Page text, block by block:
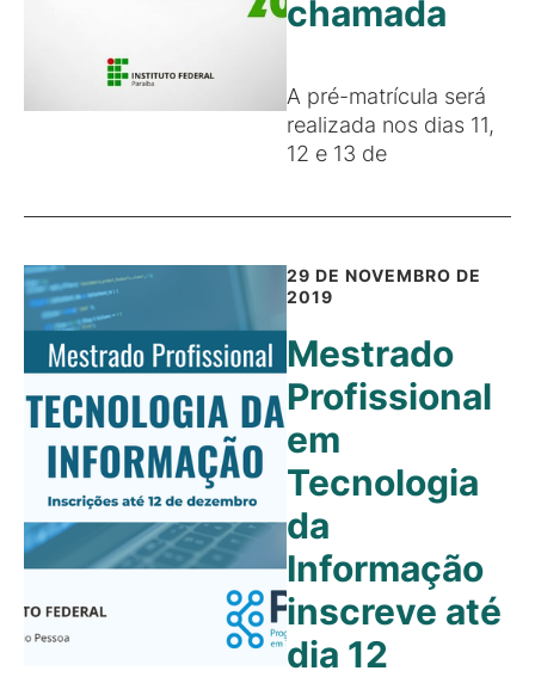
chamada
A pré-matrícula será
realizada nos dias 11,
12 e 13 de
29 DE NOVEMBRO DE
2019
Mestrado
Profissional
em
Tecnologia
da
Informação
inscreve até
dia 12